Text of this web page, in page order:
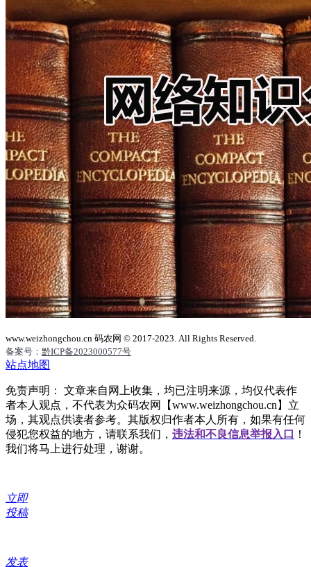
www.weizhongchou.cn 码农网 © 2017-2023. All Rights Reserved.
备案号： 黔ICP备2023000577号
站点地图
免责声明： 文章来自网上收集，均已注明来源，均仅代表作
者本人观点，不代表为众码农网【www.weizhongchou.cn】立
场，其观点供读者参考。其版权归作者本人所有，如果有任何
侵犯您权益的地方，请联系我们， 违法和不良信息举报入口
！
我们将马上进行处理，谢谢。
立即
投稿
发表